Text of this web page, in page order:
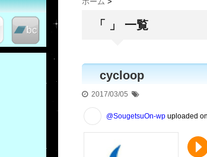
「 」 一覧
cycloop
2017/03/05
@SougetsuOn-wp uploaded